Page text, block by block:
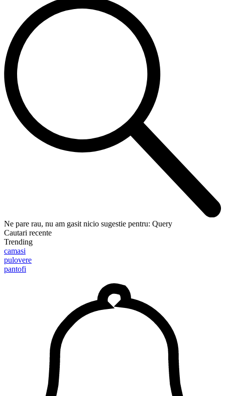
Ne pare rau, nu am gasit nicio sugestie pentru: Query
Cautari recente
Trending
camasi
pulovere
pantofi